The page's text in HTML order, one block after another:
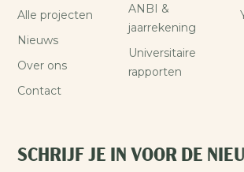
Alle projecten
Nieuws
Over ons
Contact
ANBI &
jaarrekening
Universitaire
rapporten
SCHRIJF JE IN VOOR DE